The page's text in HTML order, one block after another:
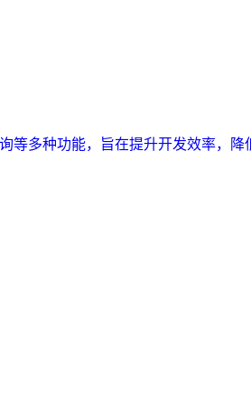
多种功能，旨在提升开发效率，降